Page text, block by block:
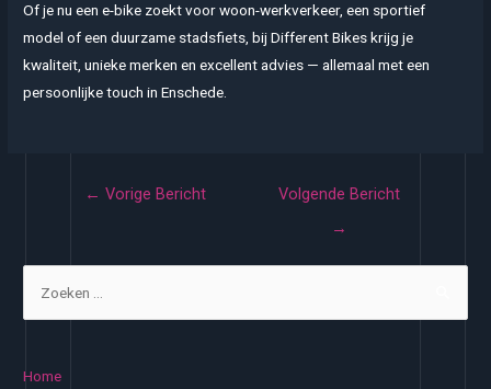
Of je nu een e-bike zoekt voor woon-werkverkeer, een sportief
model of een duurzame stadsfiets, bij Different Bikes krijg je
kwaliteit, unieke merken en excellent advies — allemaal met een
persoonlijke touch in Enschede.
← Vorige Bericht
Volgende Bericht
→
Home